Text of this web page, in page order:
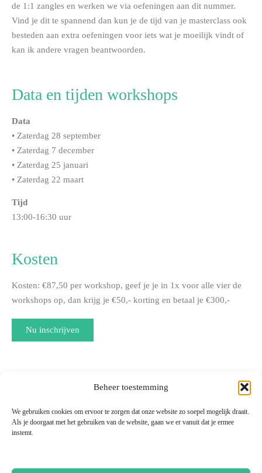
Beheer toestemming
We gebruiken cookies om ervoor te zorgen dat onze website zo soepel mogelijk draait.
Als je doorgaat met het gebruiken van de website, gaan we er vanuit dat je ermee
instemt.
de 1:1 zangles en werken we via oefeningen aan dit nummer.
Vind je dit te spannend dan kun je de tijd van je masterclass ook
besteden aan extra oefeningen voor iets wat je moeilijk vindt of
kan ik andere vragen beantwoorden.
Data en tijden workshops
Data
•⁠ ⁠Zaterdag 28 september
•⁠ ⁠Zaterdag 7 december
•⁠ ⁠Zaterdag 25 januari
•⁠ ⁠Zaterdag 22 maart
Tijd
13:00-16:30 uur
Kosten
Kosten: €87,50 per workshop, geef je je in 1x voor alle vier de
workshops op, dan krijg je €50,- korting en betaal je €300,-
Nu inschrijven